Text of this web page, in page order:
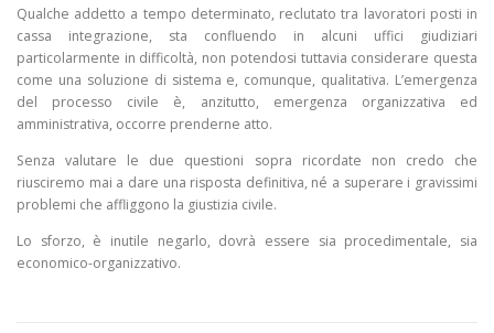
Qualche addetto a tempo determinato, reclutato tra lavoratori posti in
cassa integrazione, sta confluendo in alcuni uffici giudiziari
particolarmente in difficoltà, non potendosi tuttavia considerare questa
come una soluzione di sistema e, comunque, qualitativa. L’emergenza
del processo civile è, anzitutto, emergenza organizzativa ed
amministrativa, occorre prenderne atto.
Senza valutare le due questioni sopra ricordate non credo che
riusciremo mai a dare una risposta definitiva, né a superare i gravissimi
problemi che affliggono la giustizia civile.
Lo sforzo, è inutile negarlo, dovrà essere sia procedimentale, sia
economico-organizzativo.